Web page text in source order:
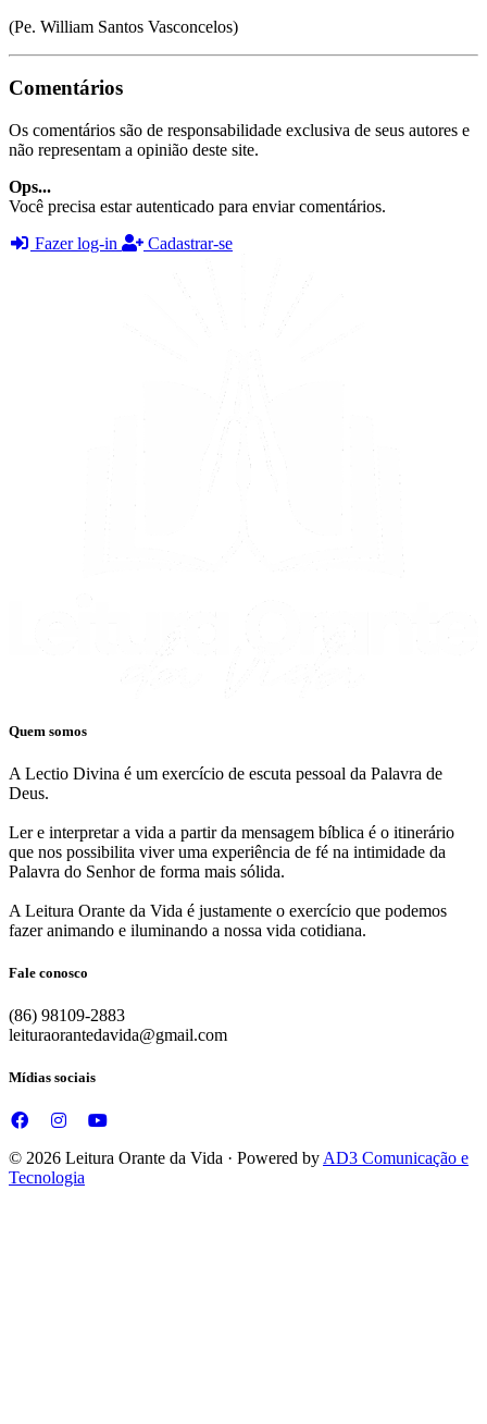
(Pe. William Santos Vasconcelos)
Comentários
Os comentários são de responsabilidade exclusiva de seus autores e
não representam a opinião deste site.
Ops...
Você precisa estar autenticado para enviar comentários.
Fazer log-in
Cadastrar-se
Quem somos
A Lectio Divina é um exercício de escuta pessoal da Palavra de
Deus.
Ler e interpretar a vida a partir da mensagem bíblica é o itinerário
que nos possibilita viver uma experiência de fé na intimidade da
Palavra do Senhor de forma mais sólida.
A Leitura Orante da Vida é justamente o exercício que podemos
fazer animando e iluminando a nossa vida cotidiana.
Fale conosco
(86) 98109-2883
leituraorantedavida@gmail.com
Mídias sociais
© 2026 Leitura Orante da Vida · Powered by AD3 Comunicação e
Tecnologia